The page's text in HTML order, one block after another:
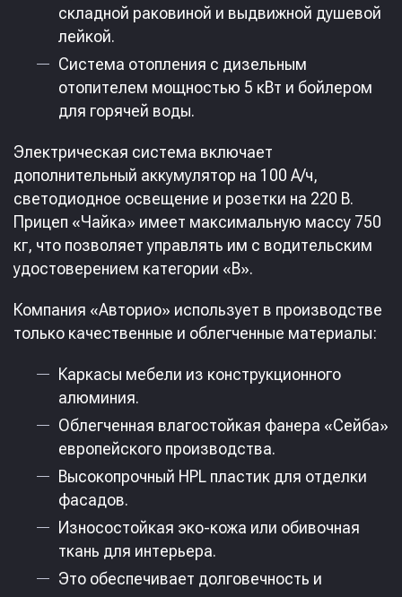
складной раковиной и выдвижной душевой
лейкой.
Система отопления с дизельным
отопителем мощностью 5 кВт и бойлером
для горячей воды.​
Электрическая система включает
дополнительный аккумулятор на 100 А/ч,
светодиодное освещение и розетки на 220 В.
Прицеп «Чайка» имеет максимальную массу 750
кг, что позволяет управлять им с водительским
удостоверением категории «B». ​
Компания «Авторио» использует в производстве
только качественные и облегченные материалы:​
Каркасы мебели из конструкционного
алюминия.​
Облегченная влагостойкая фанера «Сейба»
европейского производства.​
Высокопрочный HPL пластик для отделки
фасадов.​
Износостойкая эко-кожа или обивочная
ткань для интерьера.​
Это обеспечивает долговечность и